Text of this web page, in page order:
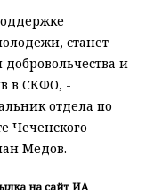
станет
и
в СКФО, -
отдела по
Чеченского
Медов.
на сайт ИА